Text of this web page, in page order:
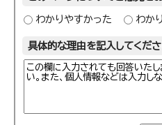
わかりやすかった わか
具体的な理由を記入してくだ